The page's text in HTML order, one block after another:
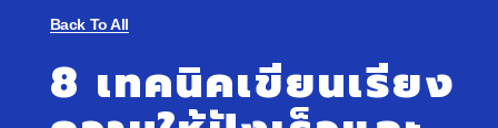
Back To All
8 เทคนิคเขียนเรียง